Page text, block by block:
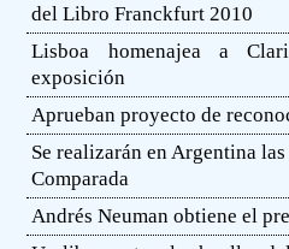
del Libro Franckfurt 2010
Lisboa homenajea a
exposición
Aprueban proyecto de
Se realizarán en Argentina
Comparada
Andrés Neuman obtiene el